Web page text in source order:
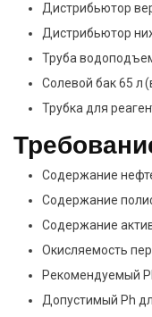
Дистрибьютор
Дистрибьютор
Труба
Солевой бак 65 л
Трубка для
Содержание
Содержание
Содержание
Окисляемость
Рекомендуемый
Допустимый Ph